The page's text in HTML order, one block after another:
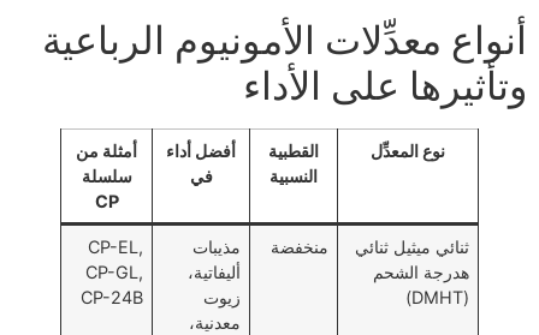
أنواع معدِّلات الأمونيوم الرباعية
وتأثيرها على الأداء
نوع المعدِّل
القطبية
النسبية
أفضل أداء
في
أمثلة من
سلسلة
CP
ثنائي ميثيل ثنائي
هدرجة الشحم
(DMHT)
منخفضة
مذيبات
أليفاتية،
زيوت
معدنية،
CP-EL,
CP-GL,
CP-24B